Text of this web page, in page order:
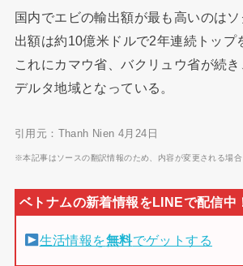
国内でエビの輸出額が最も高いのは
出額は約10億米ドルで2年連続トップ
これにカマウ省、バクリュウ省が続
デルタ地域となっている。
引用元：Thanh Nien 4月24日
※本記事はソースの翻訳情報のため、内容が変更される場合
生活情報を無料でゲットする